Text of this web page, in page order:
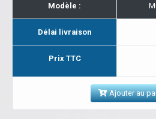
Modèle :
Délai livraison
Prix TTC
Ajouter au